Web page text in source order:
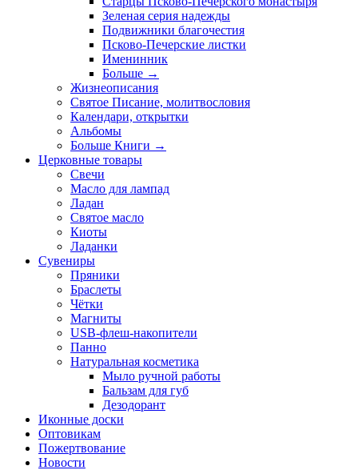
Зеленая серия надежды
Подвижники благочестия
Псково-Печерские листки
Именинник
Больше →
Жизнеописания
Святое Писание, молитвословия
Календари, открытки
Альбомы
Больше Книги →
Церковные товары
Свечи
Масло для лампад
Ладан
Святое масло
Киоты
Ладанки
Сувениры
Пряники
Браслеты
Чётки
Магниты
USB-флеш-накопители
Панно
Натуральная косметика
Мыло ручной работы
Бальзам для губ
Дезодорант
Иконные доски
Оптовикам
Пожертвование
Новости